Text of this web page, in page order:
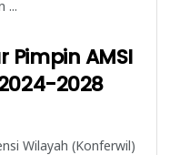
...
Pimpin AMSI
2028
Wilayah (Konferwil)